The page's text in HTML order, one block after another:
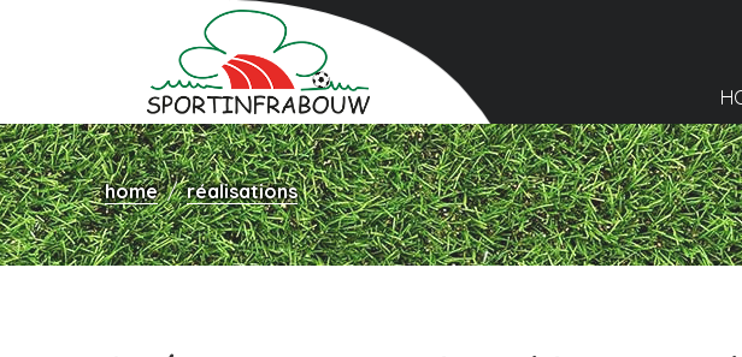
home réalisations